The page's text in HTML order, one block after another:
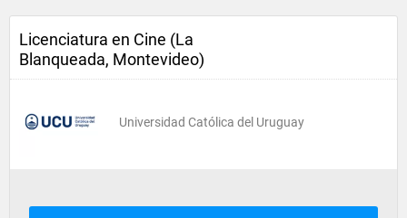
Licenciatura en Cine (La
Blanqueada, Montevideo)
Universidad Católica del Uruguay